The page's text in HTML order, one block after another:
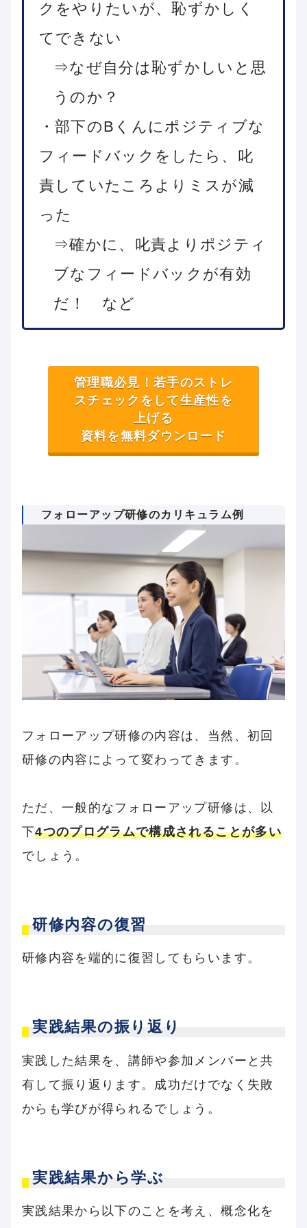
クをやりたいが、恥ずかしく
てできない
⇒なぜ自分は恥ずかしいと思
うのか？
・部下のBくんにポジティブな
フィードバックをしたら、叱
責していたころよりミスが減
った
⇒確かに、叱責よりポジティ
ブなフィードバックが有効
だ！ など
管理職必見！若手のストレ
スチェックをして生産性を
上げる
資料を無料ダウンロード
フォローアップ研修のカリキュラム例
フォローアップ研修の内容は、当然、初回
研修の内容によって変わってきます。
ただ、一般的なフォローアップ研修は、以
下4つのプログラムで構成されることが多い
でしょう。
研修内容の復習
研修内容を端的に復習してもらいます。
実践結果の振り返り
実践した結果を、講師や参加メンバーと共
有して振り返ります。成功だけでなく失敗
からも学びが得られるでしょう。
実践結果から学ぶ
実践結果から以下のことを考え、概念化を